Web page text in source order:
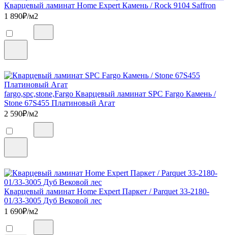
Кварцевый ламинат Home Expert Камень / Rock 9104 Saffron
1 890₽/м2
fargo,spc,stone,Fargo Кварцевый ламинат SPC Fargo Камень /
Stone 67S455 Платиновый Агат
2 590₽/м2
Кварцевый ламинат Home Expert Паркет / Parquet 33-2180-
01/33-3005 Дуб Вековой лес
1 690₽/м2